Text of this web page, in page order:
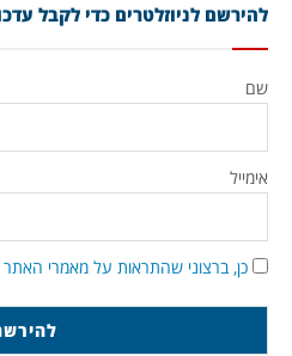
להירשם לניוזלטרים כדי לקבל
שם
אימייל
כן, ברצוני שהתראות על מאמרי האתר